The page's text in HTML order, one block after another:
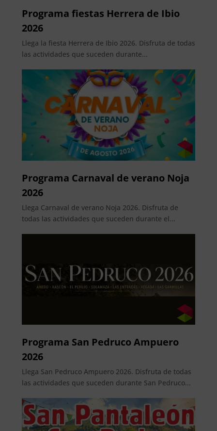
Programa fiestas Herrera de Ibio
2026
Llega la fiesta Herrera de Ibio 2026. Disfruta de todas
las actividades que suceden durante...
Programa Carnaval de verano Noja
2026
Llega Carnaval de verano Noja 2026. Disfruta de
todas las actividades que suceden durante el...
Programa San Pedruco Ampuero
2026
Llega San Pedruco Ampuero 2026. Disfruta de todas
las actividades que suceden durante San Pedruco...